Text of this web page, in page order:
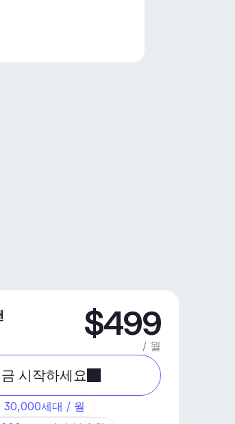
$499
/ 월
시작하세요
30,000세대 / 월